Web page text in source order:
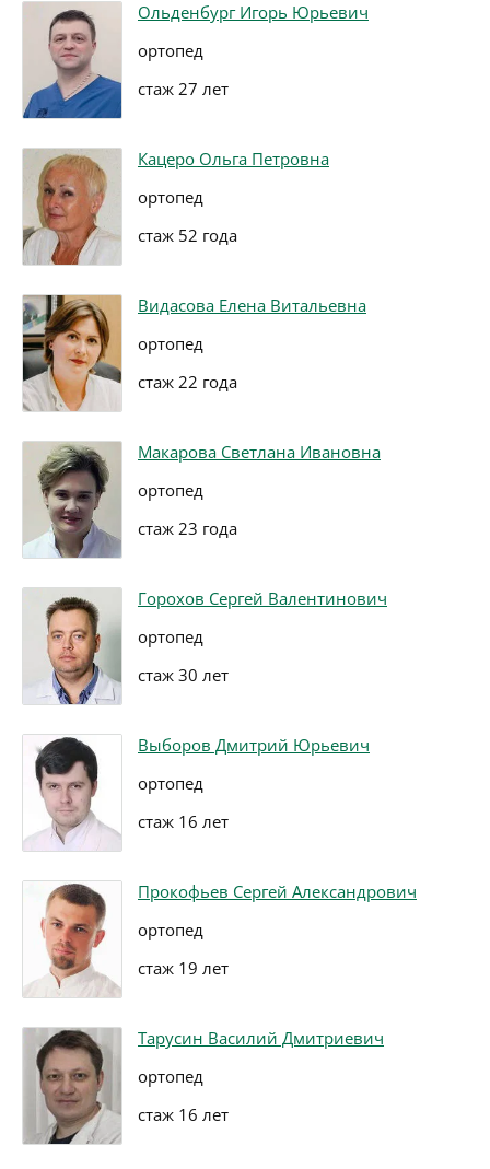
Ольденбург Игорь Юрьевич
ортопед
стаж 27 лет
Кацеро Ольга Петровна
ортопед
стаж 52 года
Видасова Елена Витальевна
ортопед
стаж 22 года
Макарова Светлана Ивановна
ортопед
стаж 23 года
Горохов Сергей Валентинович
ортопед
стаж 30 лет
Выборов Дмитрий Юрьевич
ортопед
стаж 16 лет
Прокофьев Сергей Александрович
ортопед
стаж 19 лет
Тарусин Василий Дмитриевич
ортопед
стаж 16 лет